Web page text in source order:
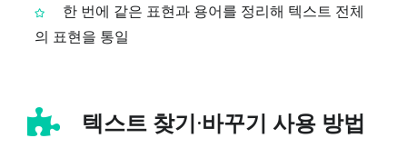
한 번에 같은 표현과 용어를 정리해 텍스트 전체
의 표현을 통일
텍스트 찾기·바꾸기 사용 방법